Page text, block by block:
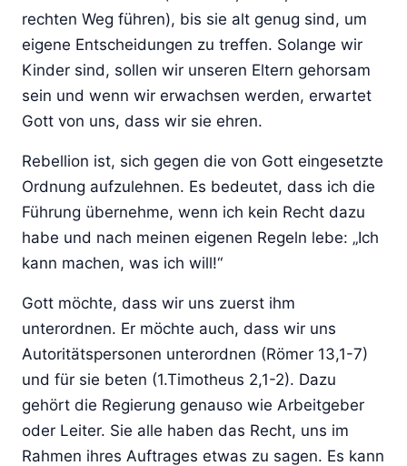
rechten Weg führen), bis sie alt genug sind, um
eigene Entscheidungen zu treffen. Solange wir
Kinder sind, sollen wir unseren Eltern gehorsam
sein und wenn wir erwachsen werden, erwartet
Gott von uns, dass wir sie ehren.
Rebellion ist, sich gegen die von Gott eingesetzte
Ordnung aufzulehnen. Es bedeutet, dass ich die
Führung übernehme, wenn ich kein Recht dazu
habe und nach meinen eigenen Regeln lebe: „Ich
kann machen, was ich will!“
Gott möchte, dass wir uns zuerst ihm
unterordnen. Er möchte auch, dass wir uns
Autoritätspersonen unterordnen (Römer 13,1-7)
und für sie beten (1.Timotheus 2,1-2). Dazu
gehört die Regierung genauso wie Arbeitgeber
oder Leiter. Sie alle haben das Recht, uns im
Rahmen ihres Auftrages etwas zu sagen. Es kann